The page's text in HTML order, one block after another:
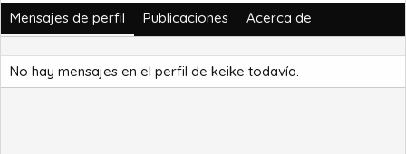
Mensajes de perfil Publicaciones Acerca de
No hay mensajes en el perfil de keike todavía.